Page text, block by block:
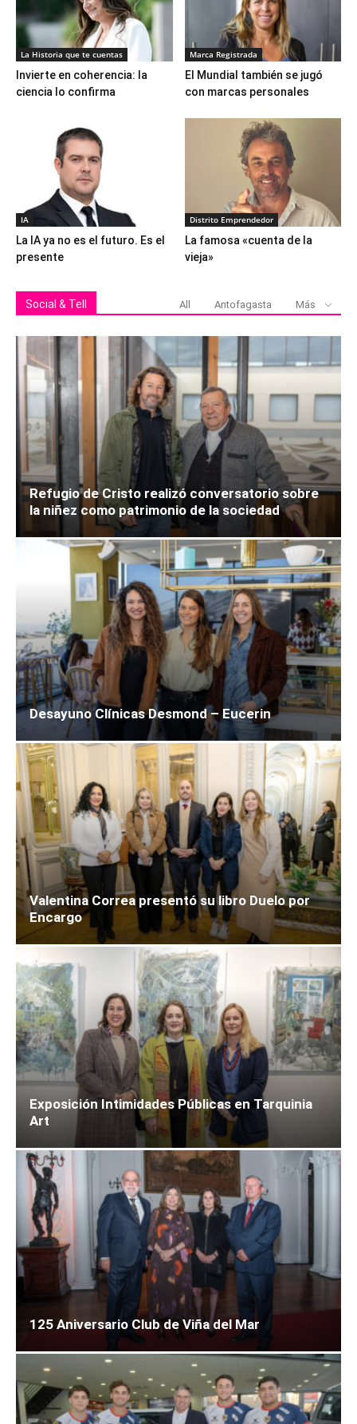
La Historia que te cuentas
Invierte en coherencia: la
ciencia lo confirma
Marca Registrada
El Mundial también se jugó
con marcas personales
IA
La IA ya no es el futuro. Es el
presente
Distrito Emprendedor
La famosa «cuenta de la
vieja»
Social & Tell All Antofagasta Más
Refugio de Cristo realizó conversatorio sobre
la niñez como patrimonio de la sociedad
Desayuno Clínicas Desmond – Eucerin
Valentina Correa presentó su libro Duelo por
Encargo
Exposición Intimidades Públicas en Tarquinia
Art
125 Aniversario Club de Viña del Mar